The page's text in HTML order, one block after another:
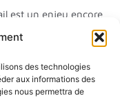
des technologies
aux informations des
nous permettra de
est un enjeu encore
Pourtant,
les écrans,
que cela peut
tête, vision floue,